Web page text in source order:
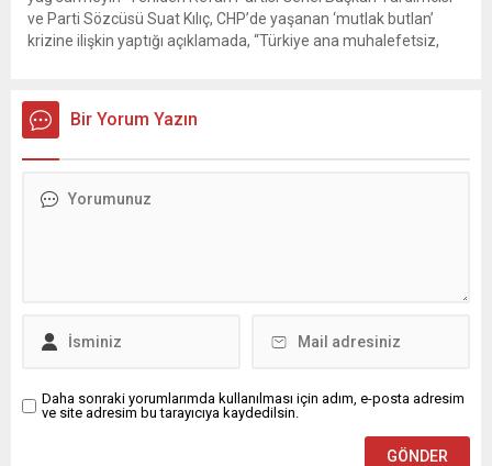
ve Parti Sözcüsü Suat Kılıç, CHP’de yaşanan ‘mutlak butlan’
krizine ilişkin yaptığı açıklamada, “Türkiye ana muhalefetsiz,
olun. Türkiye’yi...
Bir Yorum Yazın
Daha sonraki yorumlarımda kullanılması için adım, e-posta adresim
ve site adresim bu tarayıcıya kaydedilsin.